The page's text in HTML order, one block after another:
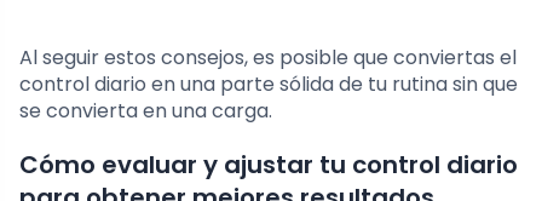
Al seguir estos consejos, es posible que conviertas el
control diario en una parte sólida de tu rutina sin que
se convierta en una carga.
Cómo evaluar y ajustar tu control diario